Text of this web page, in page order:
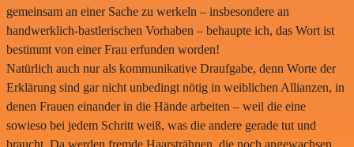
gemeinsam an einer Sache zu werkeln – insbesondere an
handwerklich-bastlerischen Vorhaben – behaupte ich, das Wort ist
bestimmt von einer Frau erfunden worden!
Natürlich auch nur als kommunikative Draufgabe, denn Worte der
Erklärung sind gar nicht unbedingt nötig in weiblichen Allianzen, in
denen Frauen einander in die Hände arbeiten – weil die eine
sowieso bei jedem Schritt weiß, was die andere gerade tut und
braucht. Da werden fremde Haarsträhnen, die noch angewachsen